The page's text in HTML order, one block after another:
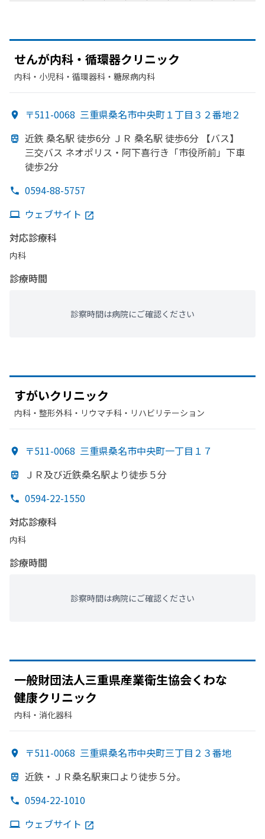
せんが内科・循環器クリニック
内科・​小児科・​循環器科・​糖尿病内科
〒511-0068 三重県桑名市中央町１丁目３２番地２
近鉄 桑名駅 徒歩6分 ＪＲ 桑名駅 徒歩6分 【バス】
三交バス ネオポリス・阿下喜行き 「市役所前」 下車
徒歩2分
0594-88-5757
ウェブサイト
対応診療科
内科
診療時間
診察時間は病院にご確認ください
すがいクリニック
内科・​整形外科・​リウマチ科・​リハビリテーション
〒511-0068 三重県桑名市中央町一丁目１７
ＪＲ及び近鉄桑名駅より徒歩５分
0594-22-1550
対応診療科
内科
診療時間
診察時間は病院にご確認ください
一般財団法人三重県産業衛生協会くわな
健康クリニック
内科・​消化器科
〒511-0068 三重県桑名市中央町三丁目２３番地
近鉄・ＪＲ桑名駅東口より徒歩５分。
0594-22-1010
ウェブサイト